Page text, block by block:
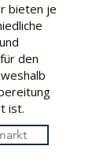
bieten je
den
ist.